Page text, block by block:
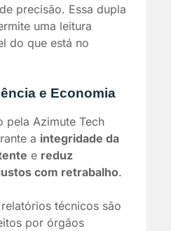
precisão. Essa dupla
uma leitura
do que está no
e Economia
pela Azimute Tech
a integridade da
e reduz
com retrabalho.
técnicos são
por órgãos